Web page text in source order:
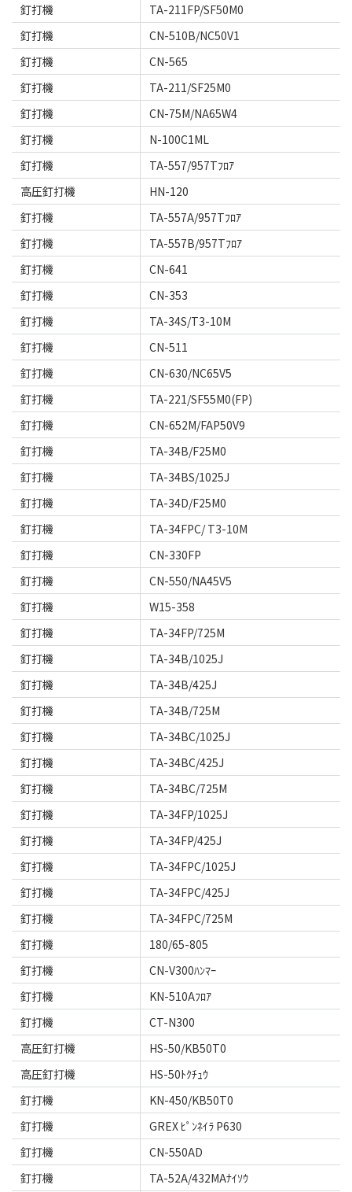
釘打機
TA-211FP/SF50M0
釘打機
CN-510B/NC50V1
釘打機
CN-565
釘打機
TA-211/SF25M0
釘打機
CN-75M/NA65W4
釘打機
N-100C1ML
釘打機
TA-557/957Tﾌﾛｱ
高圧釘打機
HN-120
釘打機
TA-557A/957Tﾌﾛｱ
釘打機
TA-557B/957Tﾌﾛｱ
釘打機
CN-641
釘打機
CN-353
釘打機
TA-34S/T3-10M
釘打機
CN-511
釘打機
CN-630/NC65V5
釘打機
TA-221/SF55M0(FP)
釘打機
CN-652M/FAP50V9
釘打機
TA-34B/F25M0
釘打機
TA-34BS/1025J
釘打機
TA-34D/F25M0
釘打機
TA-34FPC/ T3-10M
釘打機
CN-330FP
釘打機
CN-550/NA45V5
釘打機
W15-358
釘打機
TA-34FP/725M
釘打機
TA-34B/1025J
釘打機
TA-34B/425J
釘打機
TA-34B/725M
釘打機
TA-34BC/1025J
釘打機
TA-34BC/425J
釘打機
TA-34BC/725M
釘打機
TA-34FP/1025J
釘打機
TA-34FP/425J
釘打機
TA-34FPC/1025J
釘打機
TA-34FPC/425J
釘打機
TA-34FPC/725M
釘打機
180/65-805
釘打機
CN-V300ﾊﾝﾏｰ
釘打機
KN-510Aﾌﾛｱ
釘打機
CT-N300
高圧釘打機
HS-50/KB50T0
高圧釘打機
HS-50ﾄｸﾁｭｳ
釘打機
KN-450/KB50T0
釘打機
GREX ﾋﾟﾝﾈｲﾗ P630
釘打機
CN-550AD
釘打機
TA-52A/432MAﾅｲｿｳ